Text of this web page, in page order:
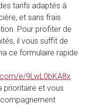
tarifs adaptés à
et sans frais
Pour profiter de
il vous suffit de
ce formulaire rapide
e/9LwL0bKA8x
prioritaire et vous